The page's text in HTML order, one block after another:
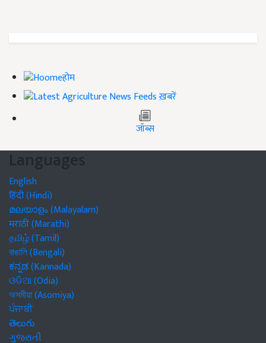
होम
ख़बरें
जॉब्स
Languages
English
हिंदी (Hindi)
മലയാളം (Malayalam)
मराठी (Marathi)
தமிழ் (Tamil)
বাঙালি (Bengali)
ಕನ್ನಡ (Kannada)
ଓଡିଆ (Odia)
অসমীয়া (Asomiya)
ਪੰਜਾਬੀ
తెలుగు
ગુજરાતી